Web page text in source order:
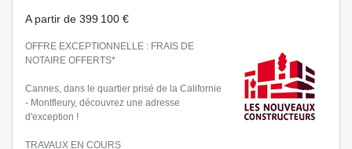
A partir de 399 100 €
OFFRE EXCEPTIONNELLE : FRAIS DE
NOTAIRE OFFERTS*
Cannes, dans le quartier prisé de la Californie
- Montfleury, découvrez une adresse
d'exception !
TRAVAUX EN COURS